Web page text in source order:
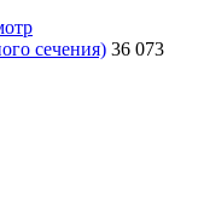
сечения) 36 073